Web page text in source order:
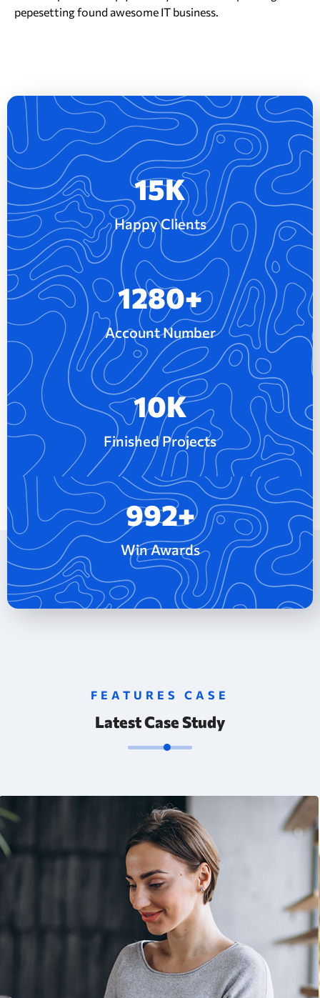
pepesetting found awesome IT business.
15K
Happy Clients
1280+
Account Number
10K
Finished Projects
992+
Win Awards
FEATURES CASE
Latest Case Study